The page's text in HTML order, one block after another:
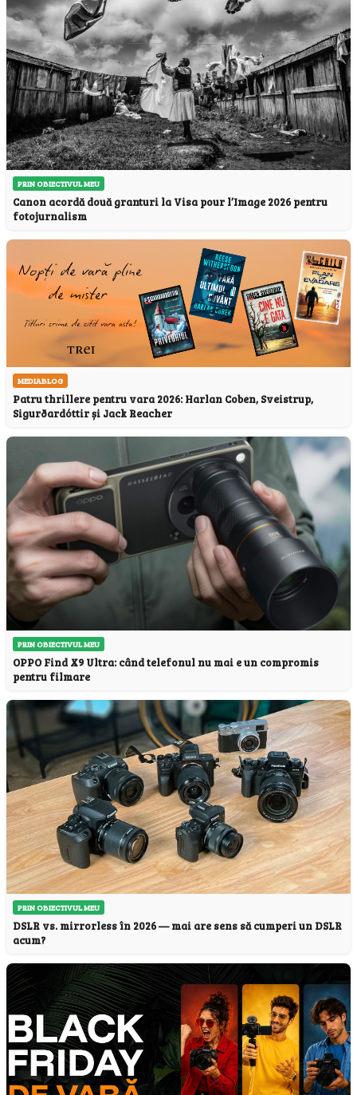
PRIN OBIECTIVUL MEU
Canon acordă două granturi la Visa pour l’Image 2026 pentru
fotojurnalism
MEDIABLOG
Patru thrillere pentru vara 2026: Harlan Coben, Sveistrup,
Sigurðardóttir și Jack Reacher
PRIN OBIECTIVUL MEU
OPPO Find X9 Ultra: când telefonul nu mai e un compromis
pentru filmare
PRIN OBIECTIVUL MEU
DSLR vs. mirrorless în 2026 — mai are sens să cumperi un DSLR
acum?